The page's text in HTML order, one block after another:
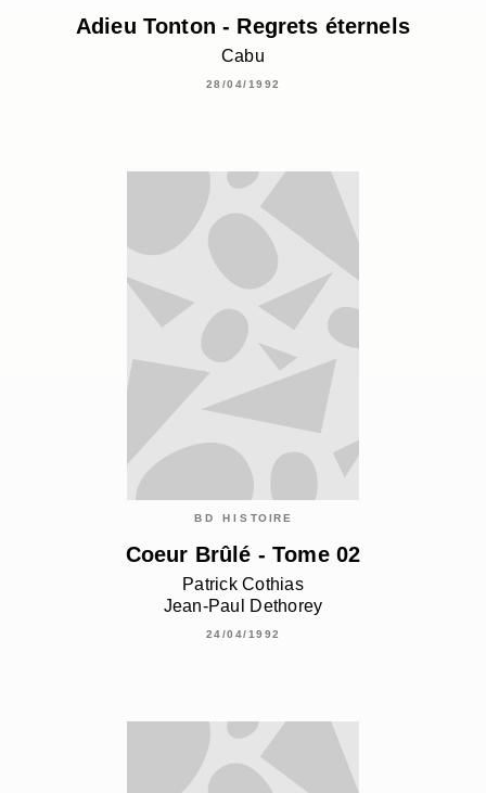
Adieu Tonton - Regrets éternels
Cabu
28/04/1992
BD HISTOIRE
Coeur Brûlé - Tome 02
Patrick Cothias
Jean-Paul Dethorey
24/04/1992